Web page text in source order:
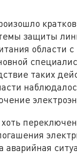
защиты
области с
таких
аварийная